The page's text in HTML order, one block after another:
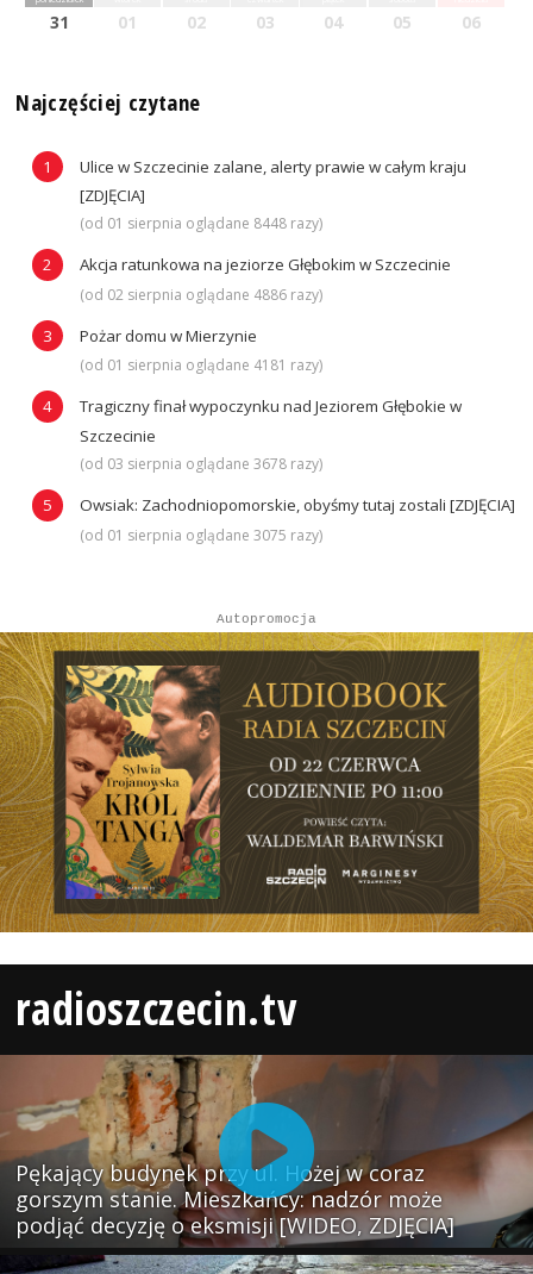
31 01 02 03 04 05 06
Najczęściej czytane
Ulice w Szczecinie zalane, alerty prawie w całym kraju
[ZDJĘCIA]
(od 01 sierpnia oglądane 8448 razy)
Akcja ratunkowa na jeziorze Głębokim w Szczecinie
(od 02 sierpnia oglądane 4886 razy)
Pożar domu w Mierzynie
(od 01 sierpnia oglądane 4181 razy)
Tragiczny finał wypoczynku nad Jeziorem Głębokie w
Szczecinie
(od 03 sierpnia oglądane 3678 razy)
Owsiak: Zachodniopomorskie, obyśmy tutaj zostali [ZDJĘCIA]
(od 01 sierpnia oglądane 3075 razy)
Autopromocja
radioszczecin.tv
Pękający budynek przy ul. Hożej w coraz
gorszym stanie. Mieszkańcy: nadzór może
podjąć decyzję o eksmisji [WIDEO, ZDJĘCIA]